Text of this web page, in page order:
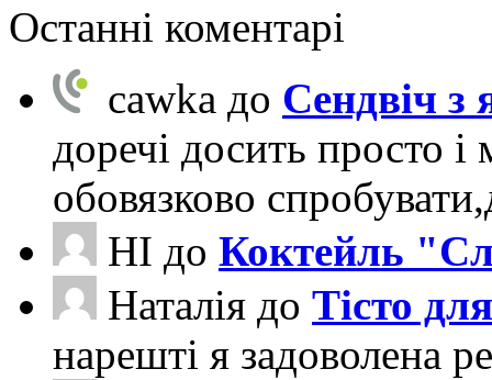
Останні коментарі
cawka до Сендвіч з
доречі досить просто
обовязково
НІ до Коктейль
Наталія до Тісто
нарешті я задоволена